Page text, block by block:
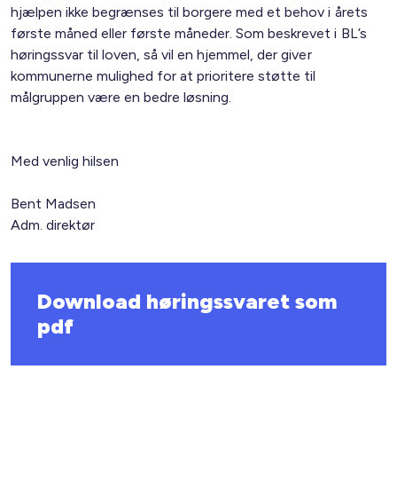
hjælpen ikke begrænses til borgere med et behov i årets
første måned eller første måneder. Som beskrevet i BL’s
høringssvar til loven, så vil en hjemmel, der giver
kommunerne mulighed for at prioritere støtte til
målgruppen være en bedre løsning.
Med venlig hilsen
Bent Madsen
Adm. direktør
Download høringssvaret som
pdf